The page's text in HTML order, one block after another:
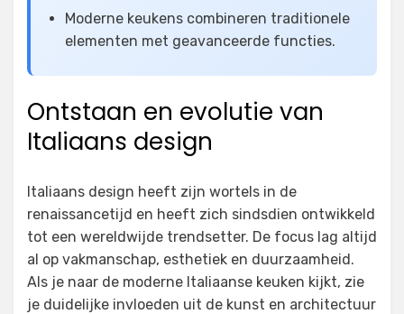
Moderne keukens combineren traditionele
elementen met geavanceerde functies.
Ontstaan en evolutie van
Italiaans design
Italiaans design heeft zijn wortels in de
renaissancetijd en heeft zich sindsdien ontwikkeld
tot een wereldwijde trendsetter. De focus lag altijd
al op vakmanschap, esthetiek en duurzaamheid.
Als je naar de moderne Italiaanse keuken kijkt, zie
je duidelijke invloeden uit de kunst en architectuur